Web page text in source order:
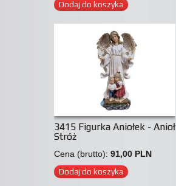
Dodaj do koszyka
3415 Figurka Aniołek - Anioł
Stróż
Cena (brutto): 91,00 PLN
Dodaj do koszyka